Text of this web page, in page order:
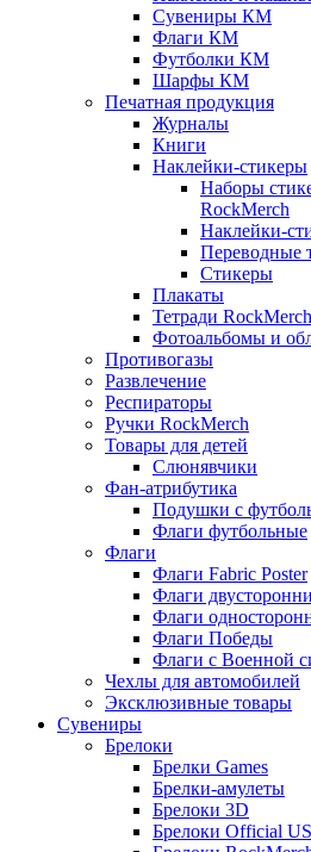
Сувениры КМ
Флаги КМ
Футболки КМ
Шарфы КМ
Печатная продукция
Журналы
Книги
Наклейки-стикеры
Наборы
RockMerch
Наклейки-
Переводные
Стикеры
Плакаты
Тетради RockMerch
Фотоальбомы и
Противогазы
Развлечение
Респираторы
Ручки RockMerch
Товары для детей
Слюнявчики
Фан-атрибутика
Подушки с
Флаги футбольные
Флаги
Флаги Fabric Poster
Флаги
Флаги
Флаги Победы
Флаги с Военной
Чехлы для автомобилей
Эксклюзивные товары
Сувениры
Брелоки
Брелки Games
Брелки-амулеты
Брелоки 3D
Брелоки Official